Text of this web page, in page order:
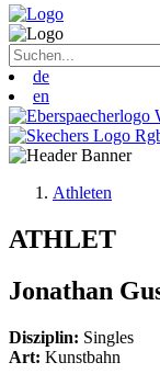
de
en
Athleten
ATHLET
Jonathan
Disziplin: Singles
Art: Kunstbahn